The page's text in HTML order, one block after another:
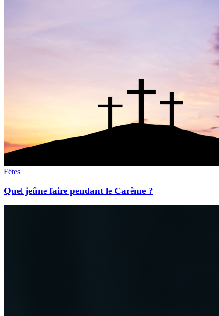
Fêtes
Quel jeûne faire pendant le Carême ?